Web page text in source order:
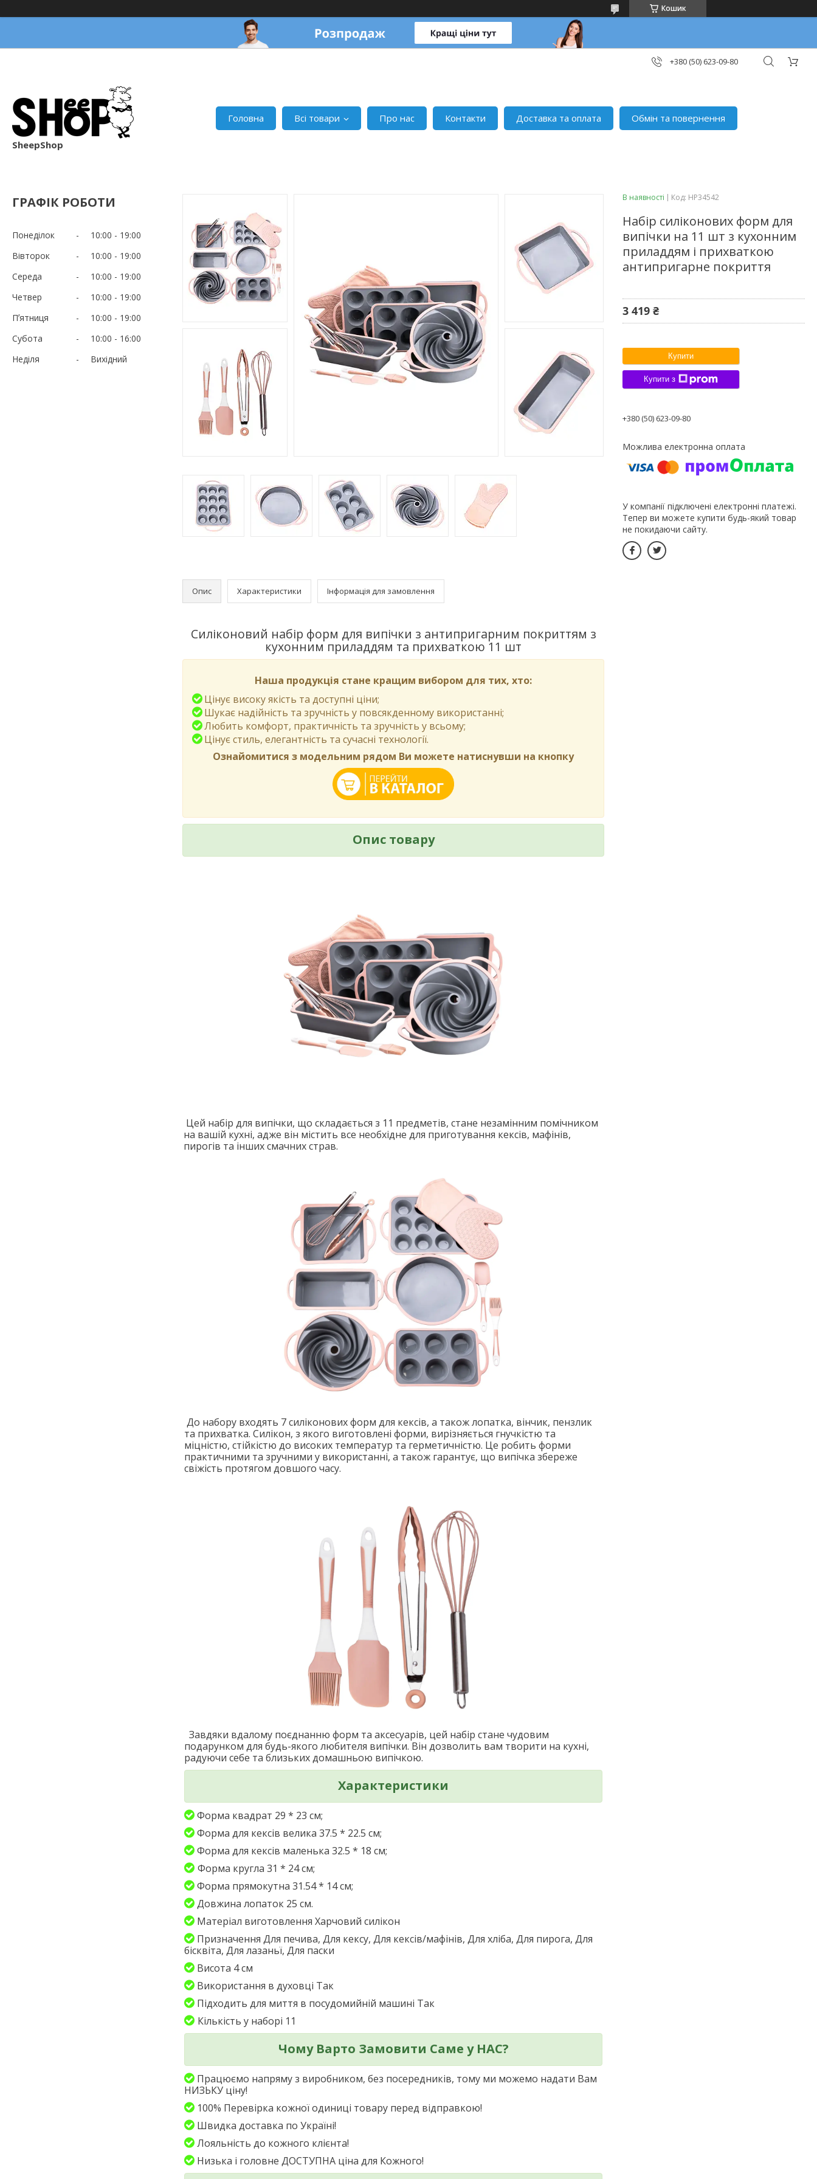
Кошик
+380 (50) 623-09-80
SheepShop
Головна Всі товари Про нас Контакти Доставка та оплата Обмін та повернення
ГРАФІК РОБОТИ
Понеділок 10:00
19:00
Вівторок
10:00
19:00
Середа
10:00
19:00
Четвер
10:00
19:00
Пʼятниця
10:00
19:00
Субота
10:00
16:00
Неділя
Вихідний
Опис Характеристики Інформація для замовлення
Силіконовий набір форм для випічки з антипригарним покриттям з
кухонним приладдям та прихваткою 11 шт
Наша продукція стане кращим вибором для тих, хто:
Цінує високу якість та доступні ціни;
Шукає надійність та зручність у повсякденному використанні;
Любить комфорт, практичність та зручність у всьому;
Цінує стиль, елегантність та сучасні технології.
Ознайомитися з модельним рядом Ви можете натиснувши на кнопку
Опис товару
Цей набір для випічки, що складається з 11 предметів, стане незамінним помічником
на вашій кухні, адже він містить все необхідне для приготування кексів, мафінів,
пирогів та інших смачних страв.
До набору входять 7 силіконових форм для кексів, а також лопатка, вінчик, пензлик
та прихватка. Силікон, з якого виготовлені форми, вирізняється гнучкістю та
міцністю, стійкістю до високих температур та герметичністю. Це робить форми
практичними та зручними у використанні, а також гарантує, що випічка збереже
свіжість протягом довшого часу.
Завдяки вдалому поєднанню форм та аксесуарів, цей набір стане чудовим
подарунком для будь-якого любителя випічки. Він дозволить вам творити на кухні,
радуючи себе та близьких домашньою випічкою.
Характеристики
Форма квадрат 29 * 23 см;
Форма для кексів велика 37.5 * 22.5 см;
Форма для кексів маленька 32.5 * 18 см;
Форма кругла 31 * 24 см;
Форма прямокутна 31.54 * 14 см;
Довжина лопаток 25 см.
Матеріал виготовлення Харчовий силікон
Призначення Для печива, Для кексу, Для кексів/мафінів, Для хліба, Для пирога, Для
бісквіта, Для лазаньї, Для паски
Висота 4 см
Використання в духовці Так
Підходить для миття в посудомийній машині Так
Кількість у наборі 11
Чому Варто Замовити Саме у НАС?
Працюємо напряму з виробником, без посередників, тому ми можемо надати Вам
НИЗЬКУ ціну!
100% Перевірка кожної одиниці товару перед відправкою!
Швидка доставка по Україні!
Лояльність до кожного клієнта!
Низька і головне ДОСТУПНА ціна для Кожного!
В наявності Код: HP34542
Набір силіконових форм для
випічки на 11 шт з кухонним
приладдям і прихваткою
антипригарне покриття
3 419 ₴
Купити
Купити з
+380 (50) 623-09-80
У компанії підключені електронні платежі.
Тепер ви можете купити будь-який товар
не покидаючи сайту.